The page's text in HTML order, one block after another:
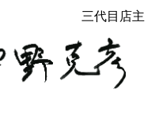
三代目店主